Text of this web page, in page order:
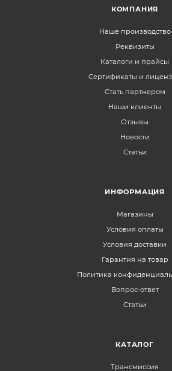
КОМПАНИЯ
Наше производство
Реквизиты
Каталоги и прайсы
Сертификаты и
Стать партнером
Наши клиенты
Отзывы
Новости
Статьи
ИНФОРМАЦИЯ
Магазины
Условия оплаты
Условия доставки
Гарантия на товар
Политика
Вопрос-ответ
Статьи
КАТАЛОГ
Трансмиссия